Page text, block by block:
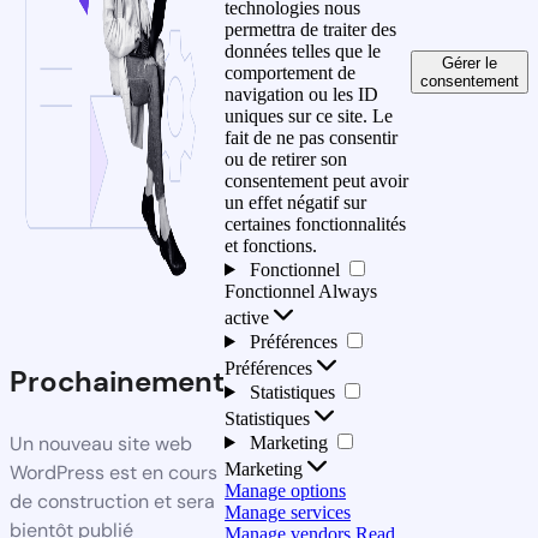
Prochainement
Un nouveau site web
WordPress est en cours
de construction et sera
bientôt publié
technologies nous
permettra de traiter des
données telles que le
comportement de
navigation ou les ID
uniques sur ce site. Le
fait de ne pas consentir
ou de retirer son
consentement peut avoir
un effet négatif sur
certaines fonctionnalités
et fonctions.
Fonctionnel
Fonctionnel Always
active
Préférences
Préférences
Statistiques
Statistiques
Marketing
Marketing
Manage options
Manage services
Manage vendors Read
Gérer le
consentement